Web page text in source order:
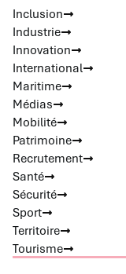
Inclusion
Industrie
Innovation
International
Maritime
Médias
Mobilité
Patrimoine
Recrutement
Santé
Sécurité
Sport
Territoire
Tourisme